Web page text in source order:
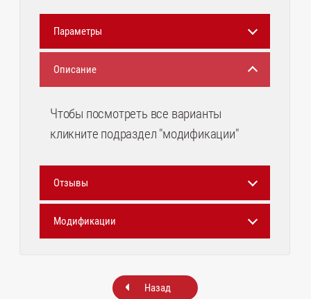
Параметры
Описание
Чтобы посмотреть все варианты
кликните подраздел "модификации"
Отзывы
Модификации
Назад